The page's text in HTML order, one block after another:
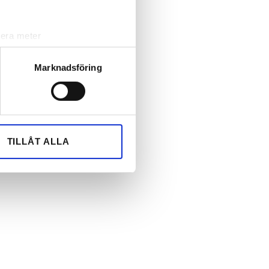
meter
. Du kan ändra
information från din enhet
kombinera informationen
Marknadsföring
TILLÅT ALLA